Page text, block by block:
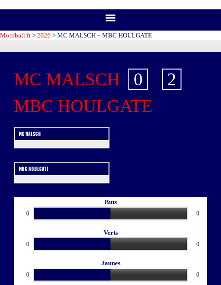
Motoball.fr> 2026 > MC MALSCH – MBC HOULGATE
MC MALSCH 0
2
MBC HOULGATE
MC MALSCH
MBC HOULGATE
Buts
0 0
Verts
0 0
Jaunes
0 0